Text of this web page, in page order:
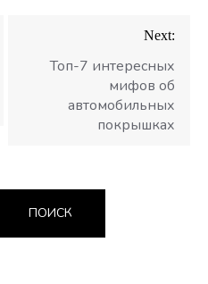
Next:
Топ-7 интересных
мифов об
автомобильных
покрышках
ПОИСК